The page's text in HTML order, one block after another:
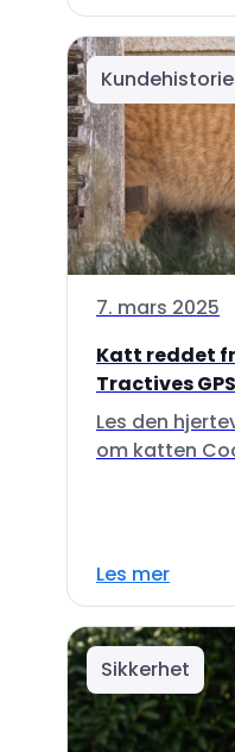
7. mars 2025
Katt reddet
Tractives
Les den
om katten
Les mer
Sikkerhet